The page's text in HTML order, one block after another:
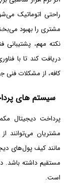
راحتی اتوماتیک
مشتری را بهبود
نکته مهم، پشتیبانی
دریافت کند تا با
کافه، از مشکلات
سیستم ‌های
پرداخت دیجیتال
مشتریان می‌توانند
مانند کیف پول‌های
مستقیم داشته باشد.
است.